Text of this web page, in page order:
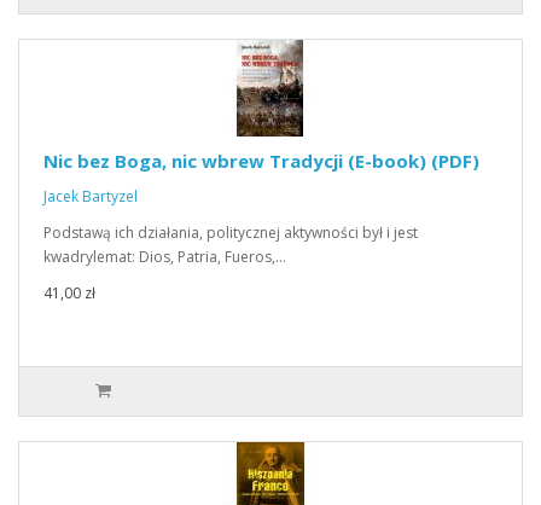
Nic bez Boga, nic wbrew Tradycji (E-book) (PDF)
Jacek Bartyzel
Podstawą ich działania, politycznej aktywności był i jest
kwadrylemat: Dios, Patria, Fueros,…
41,00 zł